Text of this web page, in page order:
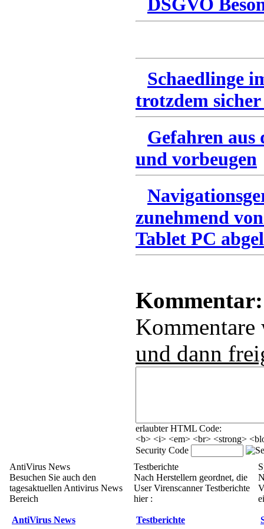
DSGVO
Schaedlinge
trotzdem
Gefahren
und vorbeugen
zunehmend
Tablet PC
Kommentar:
und dann
erlaubter HTML Code:
<b> <i> <em> <br> <strong>
Security Code
AntiVirus News
Besuchen Sie auch den
tagesaktuellen Antivirus News
Bereich
AntiVirus News
Testberichte
Nach Herstellern geordnet, die
User Virenscanner Testberichte
hier :
Testberichte